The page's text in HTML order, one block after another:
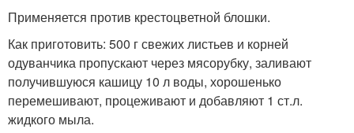
Применяется против крестоцветной блошки.
Как приготовить: 500 г свежих листьев и корней
одуванчика пропускают через мясорубку, заливают
получившуюся кашицу 10 л воды, хорошенько
перемешивают, процеживают и добавляют 1 ст.л.
жидкого мыла.